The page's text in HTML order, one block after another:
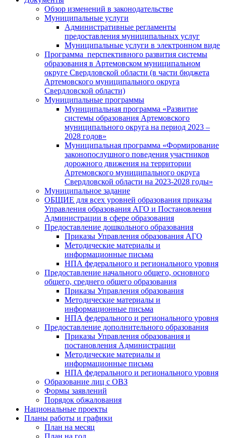
Обзор изменений в законодательстве
Муниципальные услуги
Административные регламенты
предоставления муниципальных услуг
Муниципальные услуги в электронном виде
Программа перспективного развития системы
образования в Артемовском муниципальном
округе Свердловской области (в части бюджета
Артемовского муниципального округа
Свердловской области)
Муниципальные программы
Муниципальная программа «Развитие
системы образования Артемовского
муниципального округа на период 2023 –
2028 годов»
Муниципальная программа «Формирование
законопослушного поведения участников
дорожного движения на территории
Артемовского муниципального округа
Свердловской области на 2023-2028 годы»
Муниципальное задание
ОБЩИЕ для всех уровней образования приказы
Управления образования АГО и Постановления
Администрации в сфере образования
Предоставление дошкольного образования
Приказы Управления образования АГО
Методические материалы и
информационные письма
НПА федерального и регионального уровня
Предоставление начального общего, основного
общего, среднего общего образования
Приказы Управления образования
Методические материалы и
информационные письма
НПА федерального и регионального уровня
Предоставление дополнительного образования
Приказы Управления образования и
постановления Администрации
Методические материалы и
информационные письма
НПА федерального и регионального уровня
Образование лиц с ОВЗ
Формы заявлений
Порядок обжалования
Национальные проекты
Планы работы и графики
План на месяц